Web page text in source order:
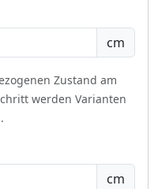
cm
Zustand am
werden Varianten
cm